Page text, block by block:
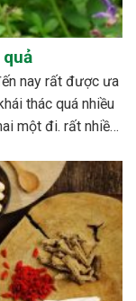
nay rất được ưa
thác quá nhiều
một đi. rất nhiều